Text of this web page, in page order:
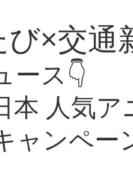
×交通
ース👇
本 人気
ャンペー